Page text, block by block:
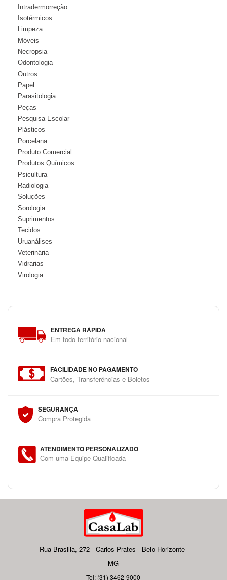
Intradermorreção
Isotérmicos
Limpeza
Móveis
Necropsia
Odontologia
Outros
Papel
Parasitologia
Peças
Pesquisa Escolar
Plásticos
Porcelana
Produto Comercial
Produtos Químicos
Psicultura
Radiologia
Soluções
Sorologia
Suprimentos
Tecidos
Uruanálises
Veterinária
Vidrarias
Virologia
ENTREGA RÁPIDA
Em todo território nacional
FACILIDADE NO PAGAMENTO
Cartões, Transferências e Boletos
SEGURANÇA
Compra Protegida
ATENDIMENTO PERSONALIZADO
Com uma Equipe Qualificada
Rua Brasilia, 272 - Carlos Prates - Belo Horizonte-
MG
Tel: (31) 3462-9000